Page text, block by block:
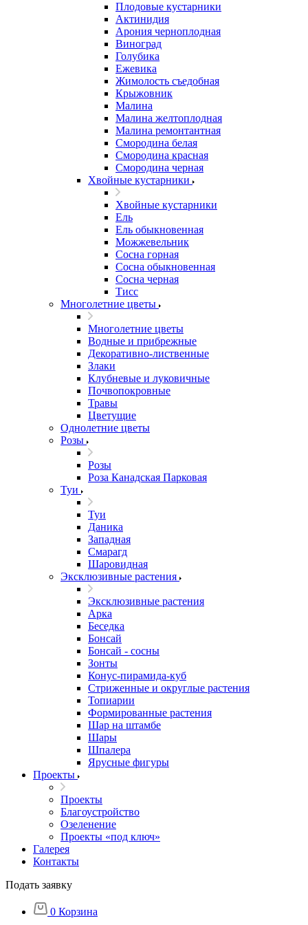
Плодовые кустарники
Актинидия
Арония черноплодная
Виноград
Голубика
Ежевика
Жимолость съедобная
Крыжовник
Малина
Малина желтоплодная
Малина ремонтантная
Смородина белая
Смородина красная
Смородина черная
Хвойные кустарники
Хвойные кустарники
Ель
Ель обыкновенная
Можжевельник
Сосна горная
Сосна обыкновенная
Сосна черная
Тисс
Многолетние цветы
Многолетние цветы
Водные и прибрежные
Декоративно-лиственные
Злаки
Клубневые и луковичные
Почвопокровные
Травы
Цветущие
Однолетние цветы
Розы
Розы
Роза Канадская Парковая
Туи
Туи
Даника
Западная
Смарагд
Шаровидная
Эксклюзивные растения
Эксклюзивные растения
Арка
Беседка
Бонсай
Бонсай - сосны
Зонты
Конус-пирамида-куб
Стриженные и округлые растения
Топиарии
Формированные растения
Шар на штамбе
Шары
Шпалера
Ярусные фигуры
Проекты
Проекты
Благоустройство
Озеленение
Проекты «под ключ»
Галерея
Контакты
Подать заявку
0 Корзина